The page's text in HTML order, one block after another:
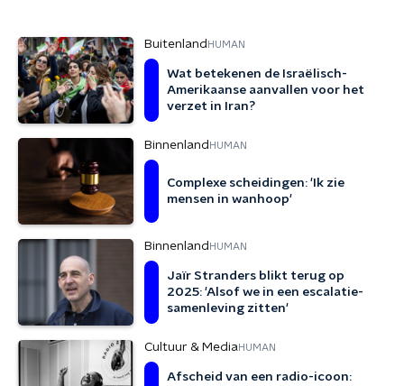
Buitenland HUMAN
Wat betekenen de Israëlisch-
Amerikaanse aanvallen voor het
verzet in Iran?
Binnenland HUMAN
Complexe scheidingen: 'Ik zie
mensen in wanhoop'
Binnenland HUMAN
Jaïr Stranders blikt terug op
2025: 'Alsof we in een escalatie-
samenleving zitten'
Cultuur & MediaHUMAN
Afscheid van een radio-icoon: